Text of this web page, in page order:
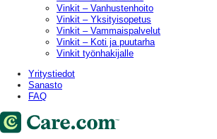
Vinkit – Vanhustenhoito
Vinkit – Yksityisopetus
Vinkit – Vammaispalvelut
Vinkit – Koti ja puutarha
Vinkit työnhakijalle
Yritystiedot
Sanasto
FAQ